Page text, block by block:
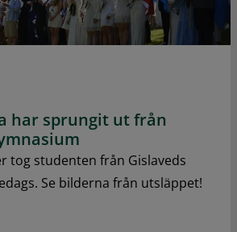
har sprungit ut från
tog studenten från Gislaveds
Se bilderna från utsläppet!